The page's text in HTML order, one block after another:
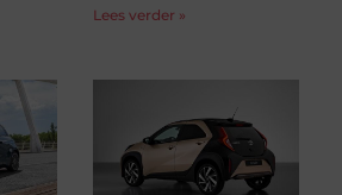
Lees verder »